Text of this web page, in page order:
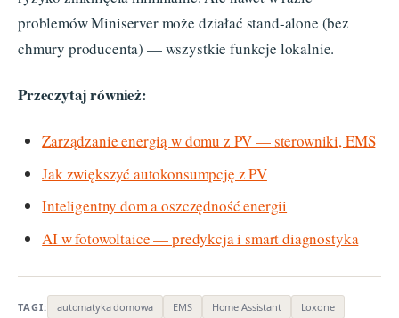
problemów Miniserver może działać stand-alone (bez
chmury producenta) — wszystkie funkcje lokalnie.
Przeczytaj również:
Zarządzanie energią w domu z PV — sterowniki, EMS
Jak zwiększyć autokonsumpcję z PV
Inteligentny dom a oszczędność energii
AI w fotowoltaice — predykcja i smart diagnostyka
TAGI: automatyka domowa EMS Home Assistant
Loxone